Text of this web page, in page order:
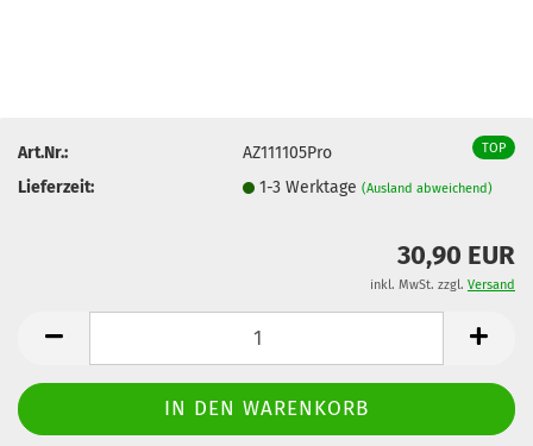
TOP
Art.Nr.:
AZ111105Pro
Lieferzeit:
1-3 Werktage(Ausland abweichend)
30,90 EUR
inkl. MwSt. zzgl. Versand